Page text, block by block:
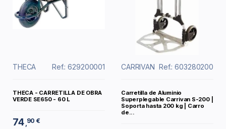
THECA Ref.: 629200001
THECA - CARRETILLA DE OBRA
VERDE SE650 - 60 L
74 ,90 €
CARRIVAN Ref.: 603280200
Carretilla de Aluminio
Superplegable Carrivan S-200 |
Soporta hasta 200 kg | Carro
de...